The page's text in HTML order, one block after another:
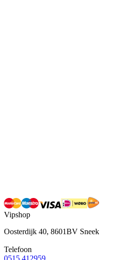
Vipshop
Oosterdijk 40, 8601BV Sneek
Telefoon